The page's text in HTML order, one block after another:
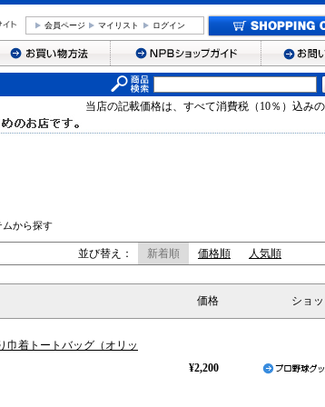
会員ページ マイリスト ログイン
当店の記載価格は、すべて消費税（10％）込みの
ムから探す
並び替え： 新着順 価格順 人気順
価格 ショ
巾着トートバッグ（オリッ
¥2,200